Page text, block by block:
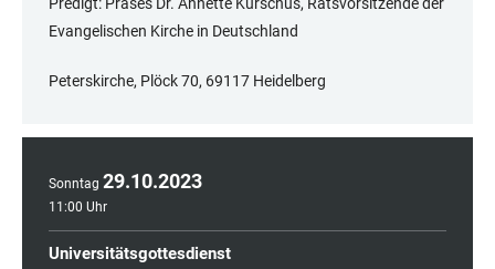
Evangelischen Kirche in Deutschland
Peterskirche, Plöck 70, 69117 Heidelberg
Sonntag 29.10.2023
11:00 Uhr
Universitätsgottesdienst